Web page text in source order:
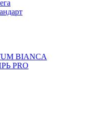
BIANCA
PRO